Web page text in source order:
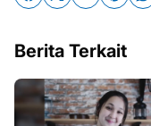
Berita Terkait